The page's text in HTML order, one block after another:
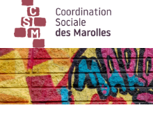
Main Navigation